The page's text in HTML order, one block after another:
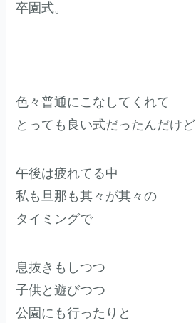
卒園式。
色々普通にこなしてくれて
とっても良い式だったんだけど
午後は疲れてる中
私も旦那も其々が其々の
タイミングで
息抜きもしつつ
子供と遊びつつ
公園にも行ったりと